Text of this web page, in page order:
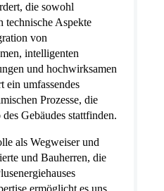
die sowohl
technische Aspekte
von
intelligenten
und hochwirksamen
ein umfassendes
Prozesse, die
Gebäudes stattfinden.
als Wegweiser und
und Bauherren, die